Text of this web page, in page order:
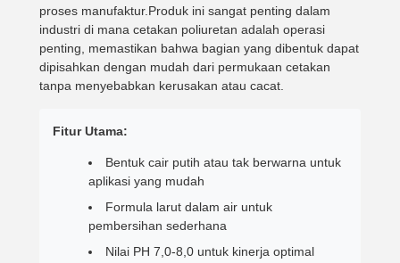
proses manufaktur.Produk ini sangat penting dalam
industri di mana cetakan poliuretan adalah operasi
penting, memastikan bahwa bagian yang dibentuk dapat
dipisahkan dengan mudah dari permukaan cetakan
tanpa menyebabkan kerusakan atau cacat.
Fitur Utama:
Bentuk cair putih atau tak berwarna untuk
aplikasi yang mudah
Formula larut dalam air untuk
pembersihan sederhana
Nilai PH 7,0-8,0 untuk kinerja optimal